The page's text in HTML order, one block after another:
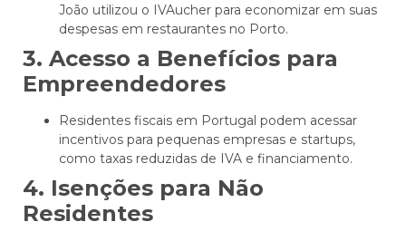
João utilizou o IVAucher para economizar em suas
despesas em restaurantes no Porto.
3. Acesso a Benefícios para
Empreendedores
Residentes fiscais em Portugal podem acessar
incentivos para pequenas empresas e startups,
como taxas reduzidas de IVA e financiamento.
4. Isenções para Não
Residentes